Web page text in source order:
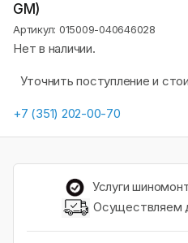
GM)
Артикул: 015009-040646028
Нет в наличии.
Уточнить поступление и
+7 (351) 202-00-70
Услуги
Осуществляем